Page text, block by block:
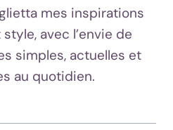
mes inspirations
avec l’envie de
simples, actuelles et
au quotidien.